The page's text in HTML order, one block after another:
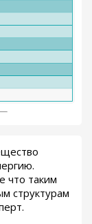
что таким
структурам